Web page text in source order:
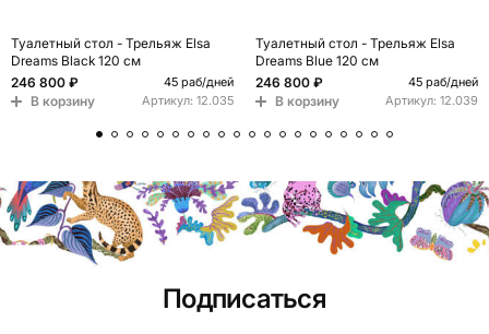
Туалетный стол - Трельяж Elsa
Dreams Black 120 см
246 800 ₽
45 раб/дней
В корзину Артикул: 12.035
Туалетный стол - Трельяж Elsa
Dreams Blue 120 см
246 800 ₽
45 раб/дней
В корзину Артикул: 12.039
Подписаться